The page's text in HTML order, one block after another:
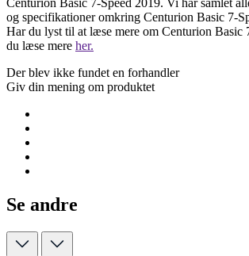
og specifikationer omkring Centurion Basic 7-
Har du lyst til at læse mere om Centurion Basic
du læse mere her.
Der blev ikke fundet en forhandler
Giv din mening om produktet
Se andre